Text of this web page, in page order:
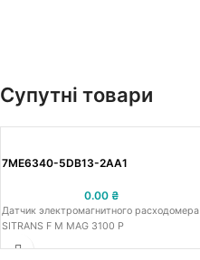
Супутні товари
7ME6340-5DB13-2AA1
0.00 ₴
Датчик электромагнитного расходомера
SITRANS F M MAG 3100 P